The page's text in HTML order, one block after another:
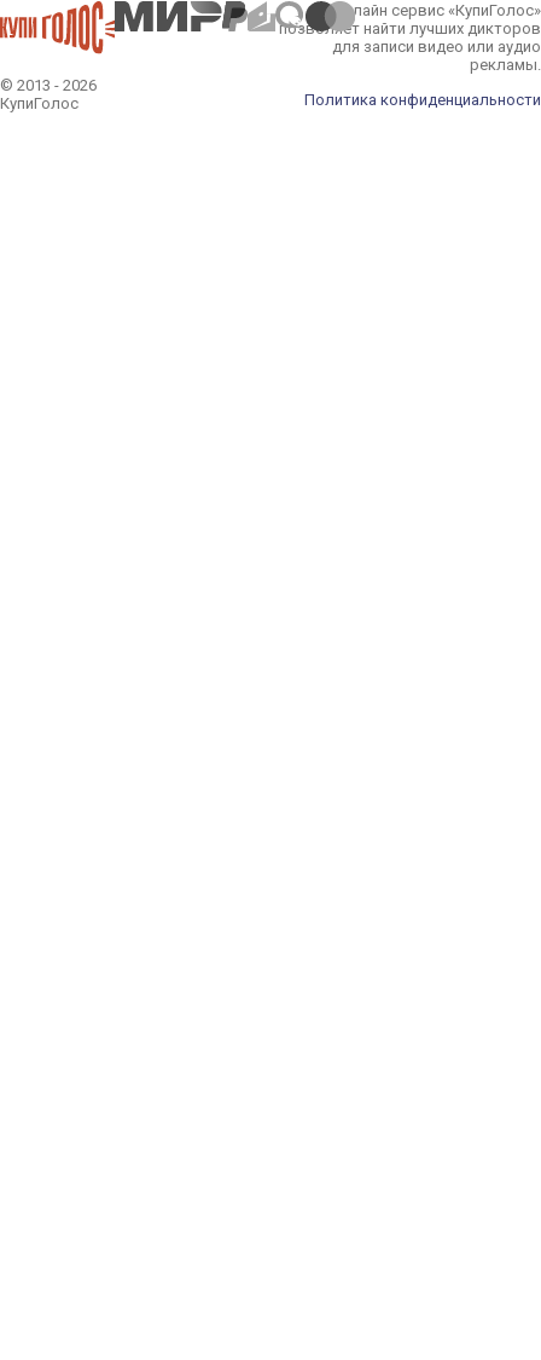
© 2013 - 2026
КупиГолос
Онлайн сервис «КупиГолос»
позволяет найти лучших дикторов
для записи видео или аудио
рекламы.
Политика конфиденциальности